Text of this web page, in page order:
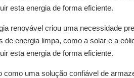
esta energia de forma eficiente.
renovável criou uma necessidade
de energia limpa, como a solar e a
esta energia de forma eficiente.
uma solução confiável de